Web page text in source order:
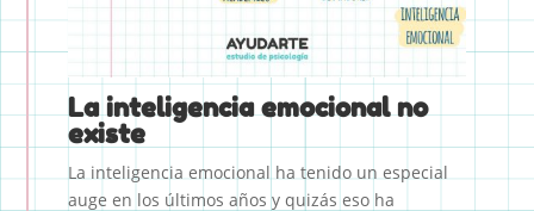
La inteligencia emocional no
existe
La inteligencia emocional ha tenido un especial
auge en los últimos años y quizás eso ha